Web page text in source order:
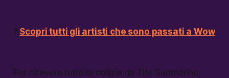
? Scopri tutti gli artisti che sono passati a Wow
Per ricevere tutte le notizie da The Submarine,